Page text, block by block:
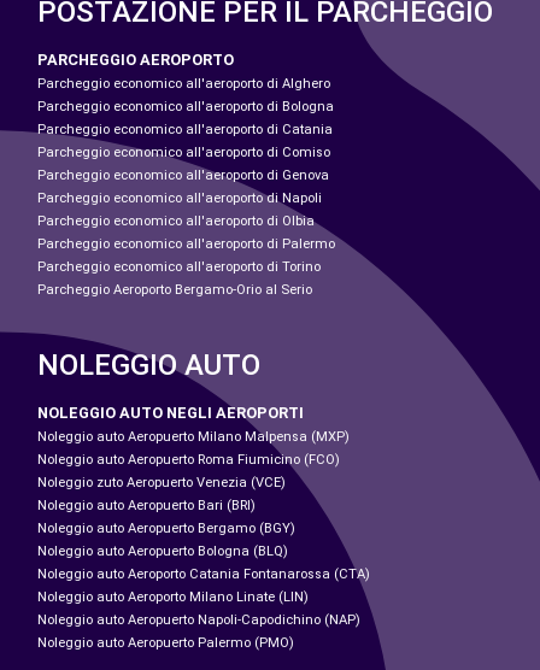
POSTAZIONE PER IL PARCHEGGIO
PARCHEGGIO AEROPORTO
Parcheggio economico all'aeroporto di Alghero
Parcheggio economico all'aeroporto di Bologna
Parcheggio economico all'aeroporto di Catania
Parcheggio economico all'aeroporto di Comiso
Parcheggio economico all'aeroporto di Genova
Parcheggio economico all'aeroporto di Napoli
Parcheggio economico all'aeroporto di Olbia
Parcheggio economico all'aeroporto di Palermo
Parcheggio economico all'aeroporto di Torino
Parcheggio Aeroporto Bergamo-Orio al Serio
NOLEGGIO AUTO
NOLEGGIO AUTO NEGLI AEROPORTI
Noleggio auto Aeropuerto Milano Malpensa (MXP)
Noleggio auto Aeropuerto Roma Fiumicino (FCO)
Noleggio zuto Aeropuerto Venezia (VCE)
Noleggio auto Aeropuerto Bari (BRI)
Noleggio auto Aeropuerto Bergamo (BGY)
Noleggio auto Aeropuerto Bologna (BLQ)
Noleggio auto Aeroporto Catania Fontanarossa (CTA)
Noleggio auto Aeroporto Milano Linate (LIN)
Noleggio auto Aeropuerto Napoli-Capodichino (NAP)
Noleggio auto Aeropuerto Palermo (PMO)